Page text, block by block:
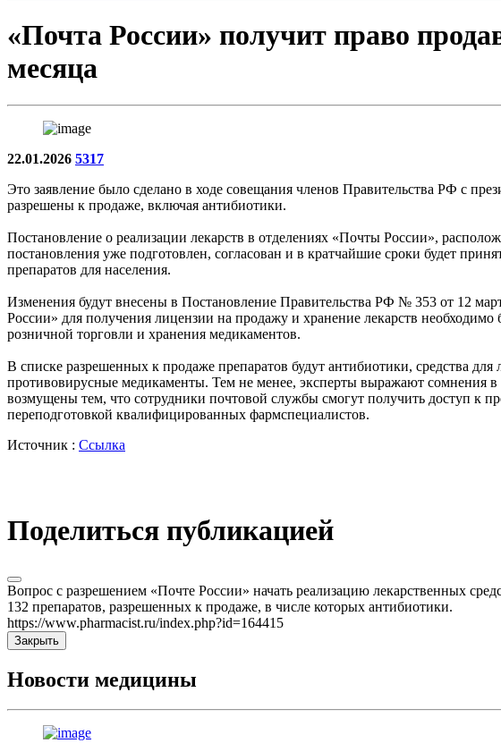
«Почта России» получит право
месяца
22.01.2026 5317
Это заявление было сделано в ходе совещания членов Правительства РФ с
разрешены к продаже, включая антибиотики.
Постановление о реализации лекарств в отделениях «Почты России»,
постановления уже подготовлен, согласован и в кратчайшие сроки будет
препаратов для населения.
Изменения будут внесены в Постановление Правительства РФ № 353 от 12
России» для получения лицензии на продажу и хранение лекарств необходимо
розничной торговли и хранения медикаментов.
В списке разрешенных к продаже препаратов будут антибиотики, средства
противовирусные медикаменты. Тем не менее, эксперты выражают сомнения
возмущены тем, что сотрудники почтовой службы смогут получить доступ к
переподготовкой квалифицированных фармспециалистов.
Источник : Ссылка
Поделиться публикацией
Вопрос с разрешением «Почте России» начать реализацию лекарственных
132 препаратов, разрешенных к продаже, в числе которых антибиотики.
https://www.pharmacist.ru/index.php?id=164415
Закрыть
Новости медицины